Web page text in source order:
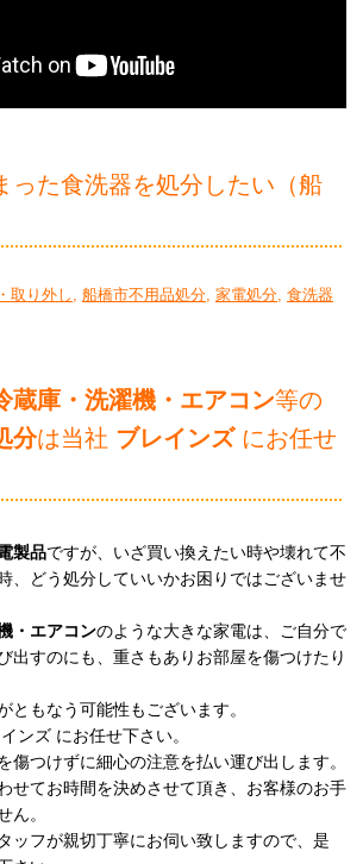
った食洗器を処分したい（船
取り外し, 船橋市不用品処分, 家電処分, 食洗器
蔵庫・洗濯機・エアコン等の
分は当社 ブレインズにお任せ
製品ですが、いざ買い換えたい時や壊れて不
、どう処分していいかお困りではございませ
・エアコンのような大きな家電は、ご自分で
出すのにも、重さもありお部屋を傷つけたり
ともなう可能性もございます。
ンズ にお任せ下さい。
傷つけずに細心の注意を払い運び出します。
せてお時間を決めさせて頂き、お客様のお手
ん。
ッフが親切丁寧にお伺い致しますので、是